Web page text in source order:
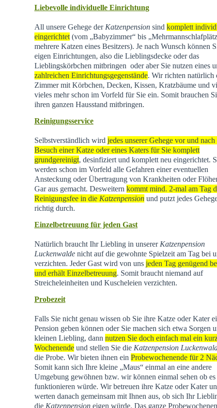
Liebevolle individuelle Einrichtung
All unsere Gehege der Katzenpensionsind komplett
eingerichtet(vom „Babyzimmer“ bis
mehrere Katzen eines Besitzers). Je nach Wunsch können
eigen Einrichtungen, also die Lieblingsdecke oder das
Lieblingskörbchen mitbringen oder aber Sie nutzen eines
zahlreichen Einrichtungsgegenstände. Wir richten natürlich
Zimmer mit Körbchen, Decken, Kissen, Kratzbäume und
vieles mehr schon im Vorfeld für Sie ein. Somit brauchen
ihren ganzen Hausstand mitbringen.
Reinigungsservice
Selbstverständlich wird jedes unserer Gehege vor und nach
Besuch einer Katze oder eines Katers für Sie komplett
grundgereinigt, desinfiziert und komplett neu eingerichtet.
werden schon im Vorfeld alle Gefahren einer eventuellen
Ansteckung oder Übertragung von Krankheiten oder
Gar aus gemacht. Desweitern kommt mind. 2-mal am Tag
Reinigungsfee in die Katzenpensionund putzt jedes
richtig durch.
Einzelbetreuung für jeden Gast
Natürlich braucht Ihr Liebling in unserer Katzenpension
Luckenwaldenicht auf die gewohnte Spielzeit am Tag bei
verzichten. Jeder Gast wird von uns jeden Tag genügend
und erhält Einzelbetreuung. Somit braucht niemand auf
Streicheleinheiten und Kuscheleien verzichten.
Probezeit
Falls Sie nicht genau wissen ob Sie ihre Katze oder Kater
Pension geben können oder Sie machen sich etwa Sorgen
kleinen Liebling, dann nutzen Sie doch einfach mal ein
Wochenendeund stellen Sie die Katzenpension
die Probe. Wir bieten ihnen ein Probewochenende für 2
Somit kann sich Ihre kleine „Maus“ einmal an eine andere
Umgebung gewöhnen bzw. wir können einmal sehen ob es
funktionieren würde. Wir betreuen ihre Katze oder Kater
werten danach gemeinsam mit Ihnen aus, ob sich Ihr
die Katzenpensioneigen würde. Das ganze